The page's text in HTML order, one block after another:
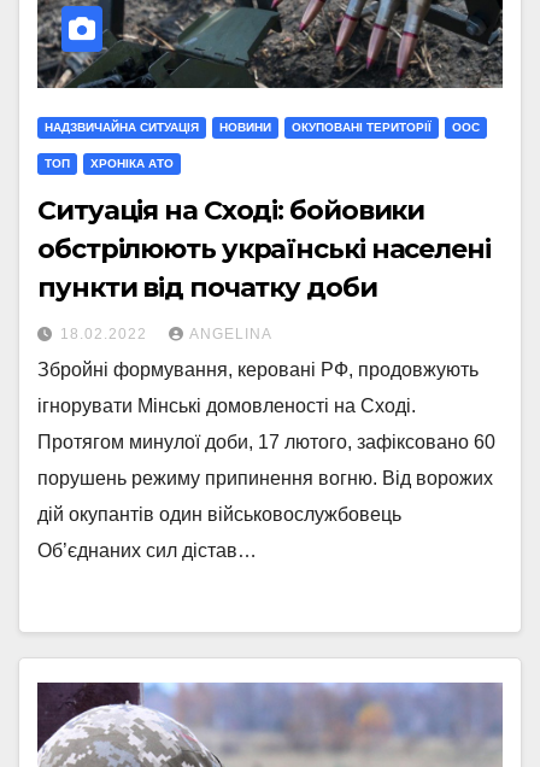
НАДЗВИЧАЙНА СИТУАЦІЯ НОВИНИ ОКУПОВАНІ ТЕРИТОРІЇ ООС
ТОП ХРОНІКА АТО
Ситуація на Сході: бойовики
обстрілюють українські населені
пункти від початку доби
18.02.2022 ANGELINA
Збройні формування, керовані РФ, продовжують
ігнорувати Мінські домовленості на Сході.
Протягом минулої доби, 17 лютого, зафіксовано 60
порушень режиму припинення вогню. Від ворожих
дій окупантів один військовослужбовець
Об’єднаних сил дістав…